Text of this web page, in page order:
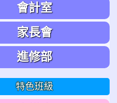
會計室
家長會
進修部
特色班級